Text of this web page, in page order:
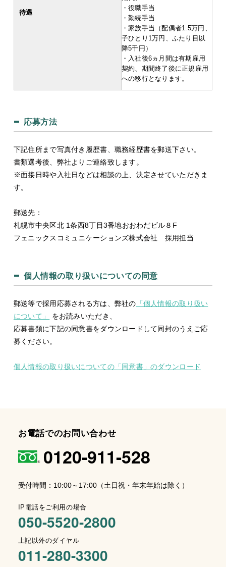
待遇
・役職手当
・勤続手当
・家族手当（配偶者1.5万円、
子ひとり1万円、ふたり目以
降5千円）
・入社後6ヵ月間は有期雇用
契約、期間終了後に正規雇用
への移行となります。
応募方法
下記住所まで写真付き履歴書、職務経歴書を郵送下さい。
書類選考後、弊社よりご連絡致します。
※面接日時や入社日などは相談の上、決定させていただきま
す。
郵送先：
札幌市中央区北 1条西8丁目3番地おおわだビル８F
フェニックスコミュニケーションズ株式会社 採用担当
個人情報の取り扱いについての同意
郵送等で採用応募される方は、弊社の 「個人情報の取り扱い
について」
をお読みいただき、
応募書類に下記の同意書をダウンロードして同封のうえご応
募ください。
個人情報の取り扱いについての「同意書」のダウンロード
お電話でのお問い合わせ
0120-911-528
受付時間：10:00～17:00（土日祝・年末年始は除く）
IP電話をご利用の場合
050-5520-2800
上記以外のダイヤル
011-280-3300